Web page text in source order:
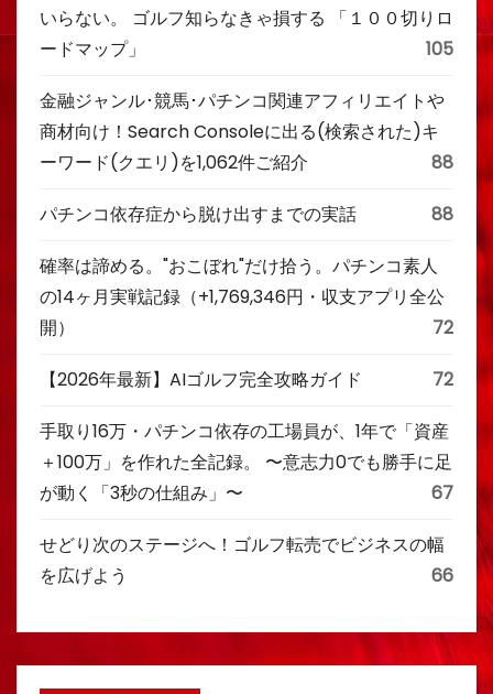
いらない。 ゴルフ知らなきゃ損する 「１００切りロ
ードマップ」
105
金融ジャンル･競馬･パチンコ関連アフィリエイトや
商材向け！Search Consoleに出る(検索された)キ
ーワード(クエリ)を1,062件ご紹介
88
パチンコ依存症から脱け出すまでの実話 88
確率は諦める。"おこぼれ"だけ拾う。パチンコ素人
の14ヶ月実戦記録（+1,769,346円・収支アプリ全公
開）
72
【2026年最新】AIゴルフ完全攻略ガイド 72
手取り16万・パチンコ依存の工場員が、1年で「資産
＋100万」を作れた全記録。 〜意志力0でも勝手に足
が動く「3秒の仕組み」〜
67
せどり次のステージへ！ゴルフ転売でビジネスの幅
を広げよう
66